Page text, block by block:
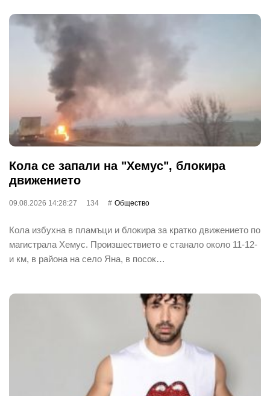
Кола се запали на "Хемус", блокира
движението
09.08.2026 14:28:27 134 Общество
Кола избухна в пламъци и блокира за кратко движението по
магистрала Хемус. Произшествието е станало около 11-12-
и км, в района на село Яна, в посок…